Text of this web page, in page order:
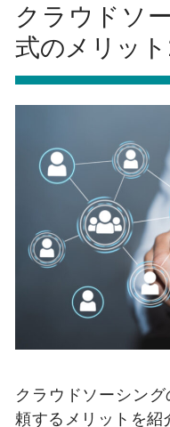
クラウドソ
式のメリット
クラウドソーシン
頼するメリットを紹